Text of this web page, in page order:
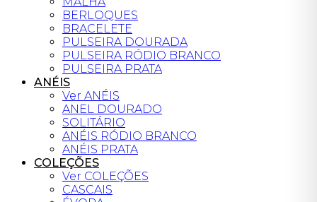
BERLOQUES
BRACELETE
PULSEIRA DOURADA
PULSEIRA RÓDIO BRANCO
PULSEIRA PRATA
ANÉIS
Ver ANÉIS
ANEL DOURADO
SOLITÁRIO
ANÉIS RÓDIO BRANCO
ANÉIS PRATA
COLEÇÕES
Ver COLEÇÕES
CASCAIS